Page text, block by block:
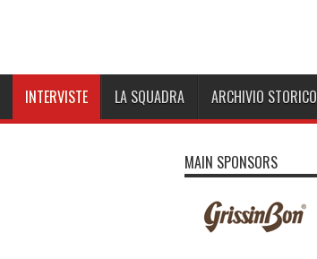
INTERVISTE LA SQUADRA ARCHIVIO STORICO
MAIN SPONSORS